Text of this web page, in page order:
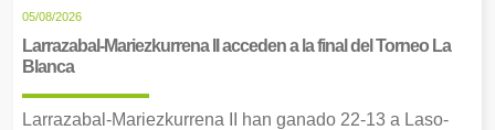
05/08/2026
Larrazabal-Mariezkurrena II acceden a la final del Torneo La
Blanca
Larrazabal-Mariezkurrena II han ganado 22-13 a Laso-